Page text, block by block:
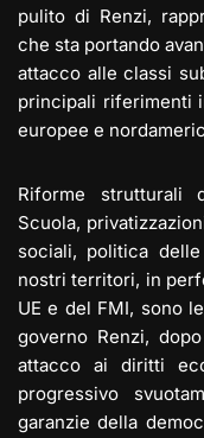
pulito di Renzi,
che sta portando
attacco alle classi
principali riferimenti
europee e
Riforme strutturali
Scuola,
sociali, politica
nostri territori, in
UE e del FMI, sono
governo Renzi,
attacco ai diritti
progressivo
garanzie della